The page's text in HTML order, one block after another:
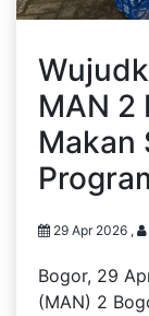
MAN 2
Makan
29 Apr 2026 ,
Bogor, 29
(MAN) 2